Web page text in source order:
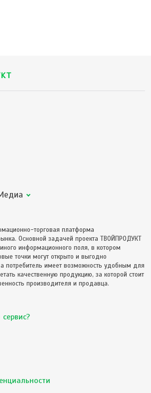
торговая платформа
Основной задачей проекта ТВОЙПРОДУКТ
информационного поля, в котором
точки могут открыто и выгодно
потребитель имеет возможность удобным для
качественную продукцию, за которой стоит
производителя и продавца.